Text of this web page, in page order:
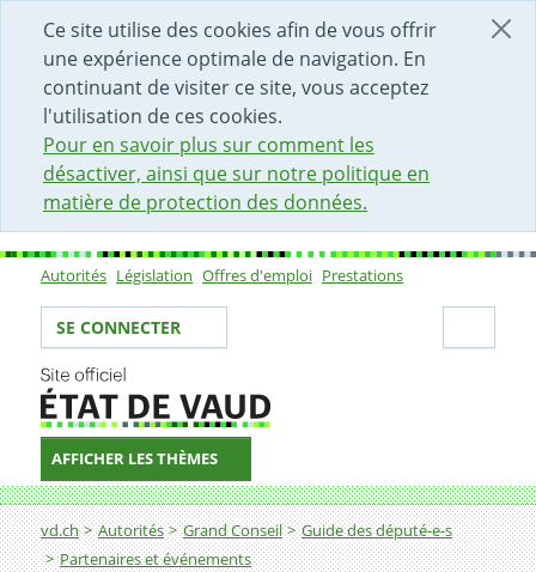
Ce site utilise des cookies afin de vous offrir
une expérience optimale de navigation. En
continuant de visiter ce site, vous acceptez
l'utilisation de ces cookies.
Pour en savoir plus sur comment les
désactiver, ainsi que sur notre politique en
matière de protection des données.
DÉBUT DU CONTENU DE LA PAGE
ACCÈS AU CHAMP DE RECHERCHE
PAGE D'ACCUEIL
FORMULAIRE DE CONTACT
Sous-navigation
Autorités Législation Offres d'emploi Prestations
Votre identité
SE CONNECTER
AFFICHER LES THÈMES
Fil d'Ariane
vd.ch Autorités Grand Conseil
Guide des député-e-s
Partenaires et événements
Secrétariat parlementaire